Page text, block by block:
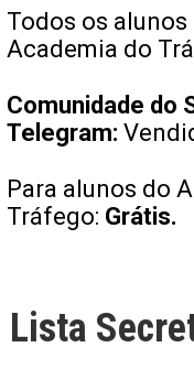
Todos os
Academia do
Comunidade do
Telegram:
Para alunos do
Tráfego: Grátis.
Lista